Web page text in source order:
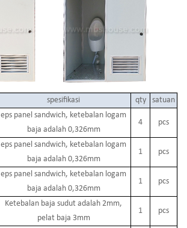
spesifikasi qty satuan
eps panel sandwich, ketebalan logam
baja adalah 0,326mm
4 pcs
eps panel sandwich, ketebalan logam
baja adalah 0,326mm
1 pcs
eps panel sandwich, ketebalan logam
baja adalah 0,326mm
1 pcs
Ketebalan baja sudut adalah 2mm,
pelat baja 3mm
1 pcs